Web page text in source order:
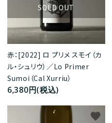
SOLD OUT
赤：[2022] ロ プリメ スモイ（カ
ル・シュリウ）／Lo Primer
Sumoi（Cal Xurriu）
6,380円(税込)
favorite